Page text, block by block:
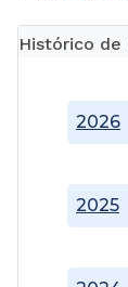
Histórico de
2025
2026